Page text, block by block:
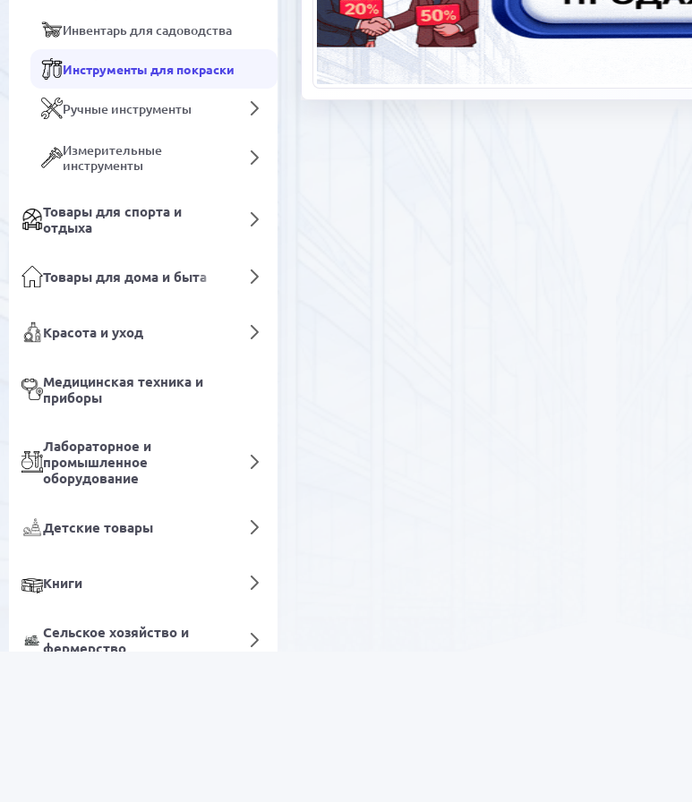
Инвентарь для садоводства
Инструменты для покраски
Ручные инструменты
Измерительные
инструменты
Товары для спорта и
отдыха
Товары для дома и быта
Красота и уход
Медицинская техника и
приборы
Лабораторное и
промышленное
оборудование
Детские товары
Книги
Сельское хозяйство и
фермерство